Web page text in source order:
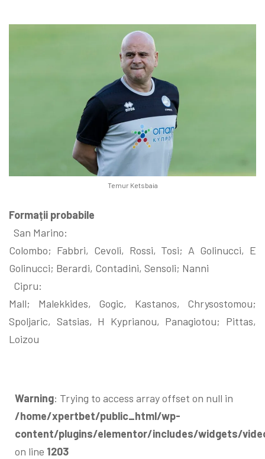
Temur Ketsbaia
Formații probabile
San Marino:
Colombo; Fabbri, Cevoli, Rossi, Tosi; A Golinucci, E
Golinucci; Berardi, Contadini, Sensoli; Nanni
Cipru:
Mall; Malekkides, Gogic, Kastanos, Chrysostomou;
Spoljaric, Satsias, H Kyprianou, Panagiotou; Pittas,
Loizou
Warning: Trying to access array offset on null in
/home/xpertbet/public_html/wp-
content/plugins/elementor/includes/widgets/
on line 1203